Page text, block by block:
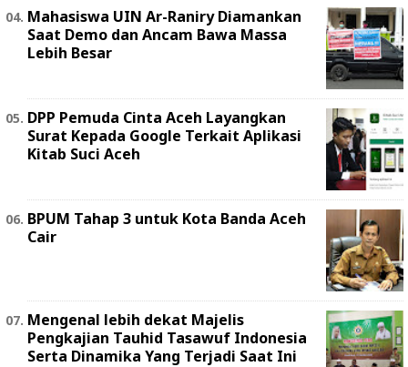
Mahasiswa UIN Ar-Raniry Diamankan
Saat Demo dan Ancam Bawa Massa
Lebih Besar
DPP Pemuda Cinta Aceh Layangkan
Surat Kepada Google Terkait Aplikasi
Kitab Suci Aceh
BPUM Tahap 3 untuk Kota Banda Aceh
Cair
Mengenal lebih dekat Majelis
Pengkajian Tauhid Tasawuf Indonesia
Serta Dinamika Yang Terjadi Saat Ini